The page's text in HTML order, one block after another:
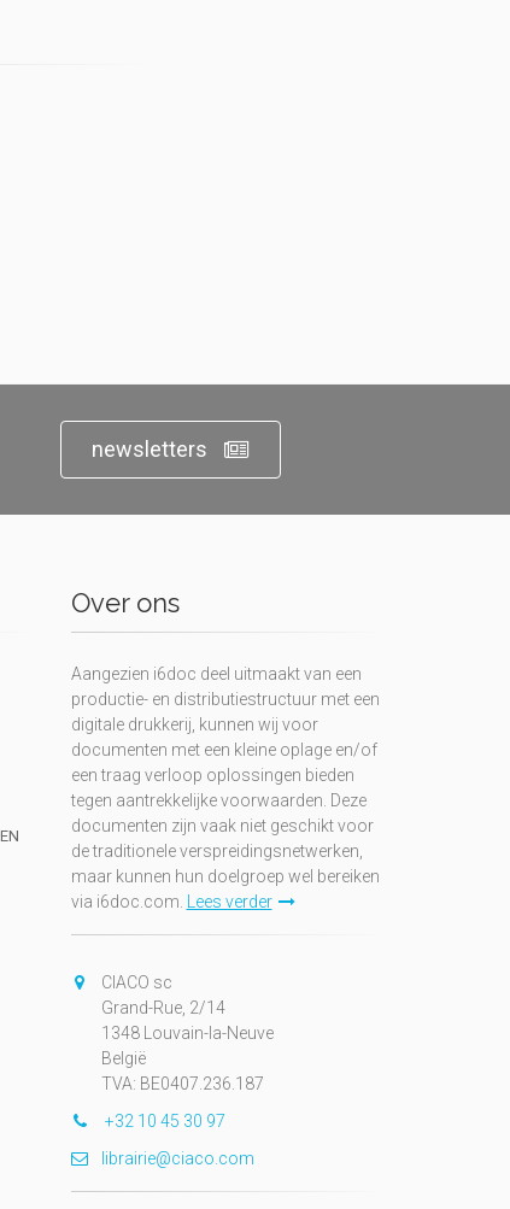
newsletters
Over ons
Aangezien i6doc deel uitmaakt van een
productie- en distributiestructuur met een
digitale drukkerij, kunnen wij voor
documenten met een kleine oplage en/of
een traag verloop oplossingen bieden
tegen aantrekkelijke voorwaarden. Deze
documenten zijn vaak niet geschikt voor
de traditionele verspreidingsnetwerken,
maar kunnen hun doelgroep wel bereiken
via i6doc.com.
Lees verder
CIACO sc
Grand-Rue, 2/14
1348 Louvain-la-Neuve
België
TVA: BE0407.236.187
+32 10 45 30 97
librairie@ciaco.com